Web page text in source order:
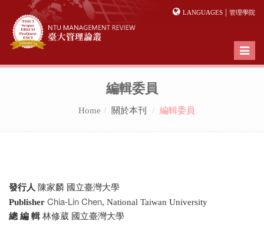
LANGUAGES | 管理學院
Toggle
編輯委員
Home 關於本刊 編輯委員
發行人 陳家麟 國立臺灣大學
Publisher Chia-Lin Chen, National Taiwan University
總 編 輯林修葳 國立臺灣大學